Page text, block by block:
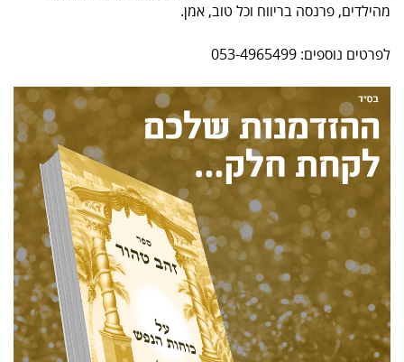
מהילדים, פרנסה בריווח וכל טוב, אמן.
לפרטים נוספים: 053-4965499